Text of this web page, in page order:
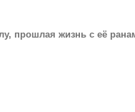
прошлая жизнь с её